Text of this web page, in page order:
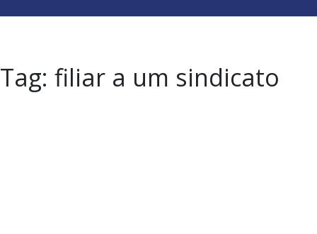
Tag: filiar a um sindicato